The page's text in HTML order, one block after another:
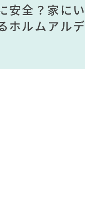
のアイテム
ンしたイン
者を悩ませ
安全？家に
ホルムアル
たい人必見
介！おすす
のアイテム
ンしたイン
者を悩ませ